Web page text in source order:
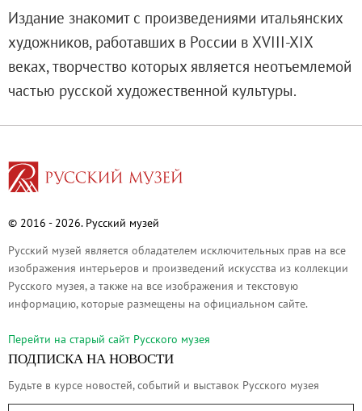
Древнерусское искусство ХII—XVII
Русское искусство XVIII века
Русское искусство второй половины
Русское народное искусство XVII-XXI
Выездные выставки
Михаил Нестеров
Степан Эрьзя – скульптор мира. К
Эпоха Императора Александра III и её
Архип Куинджи. Иллюзия света
Русская традиция
Фёдор Васильев. К 175-летию со дня
Справочная информация
Издание знакомит с произведениями итальянских
художников, работавших в России в XVIII-XIX
веках, творчество которых является неотъемлемой
частью русской художественной культуры.
© 2016 - 2026. Русский музей
Русский музей является обладателем исключительных прав на все
изображения интерьеров и произведений искусства из коллекции
Русского музея, а также на все изображения и текстовую
информацию, которые размещены на официальном сайте.
Перейти на cтарый сайт Русского музея
ПОДПИСКА НА НОВОСТИ
Будьте в курсе новостей, событий и выставок Русского музея